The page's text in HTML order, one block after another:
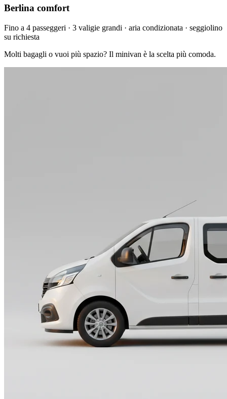
Berlina comfort
Fino a 4 passeggeri · 3 valigie grandi · aria condizionata · seggiolino
su richiesta
Molti bagagli o vuoi più spazio? Il minivan è la scelta più comoda.